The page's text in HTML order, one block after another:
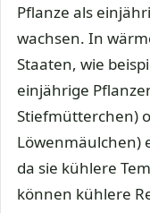
Pflanze als
wachsen. In
Staaten, wie
einjährige
Stiefmütterchen)
Löwenmäulchen)
da sie kühlere
können kühlere